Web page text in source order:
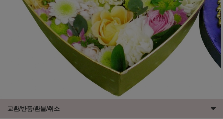
교환/반품/환불/취소